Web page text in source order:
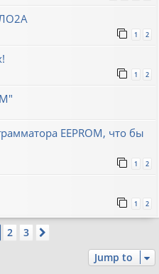
1 2
1 2
EEPROM, что бы
1 2
1 2
2 3
Jump to